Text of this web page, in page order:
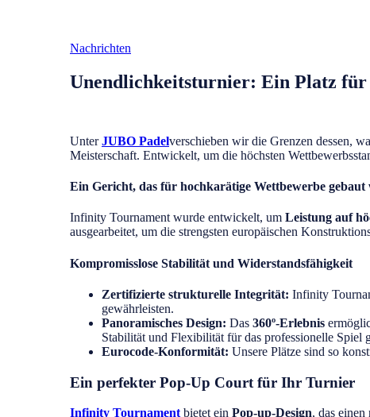
Nachrichten
Unendlichkeitsturnier: Ein Platz für
UnterJUBO Padelverschieben wir die Grenzen dessen,
Meisterschaft. Entwickelt, um die höchsten
Ein Gericht, das für hochkarätige Wettbewerbe gebaut
Infinity Tournament wurde entwickelt, um Leistung auf
ausgearbeitet, um die strengsten europäischen
Kompromisslose Stabilität und Widerstandsfähigkeit
Zertifizierte strukturelle Integrität: Infinity
gewährleisten.
Panoramisches Design: Das 360º-Erlebnis
Stabilität und Flexibilität für das professionelle Spiel
Eurocode-Konformität: Unsere Plätze sind so
Ein perfekter Pop-Up Court für Ihr Turnier
Infinity Tournament bietet ein Pop-up-Design, das